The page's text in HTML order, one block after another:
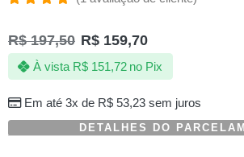
5.00de 5,
com
baseado
em
de
cliente
R$197,50 R$ 159,70
Em até 3x de R$53,23sem juros
À vista R$151,72 no Pix
DETALHES DO